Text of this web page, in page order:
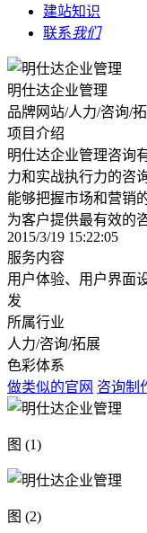
建站知识
联系我们
明仕达企业管理
品牌网站/人力/咨询/
项目介绍
明仕达企业管理咨询
力和实战执行力的咨
能够把握市场和营销
为客户提供最有效的
2015/3/19 15:22:05
服务内容
用户体验、用户界面
发
所属行业
人力/咨询/拓展
色彩体系
做类似的官网 咨询制
图 (1)
图 (2)